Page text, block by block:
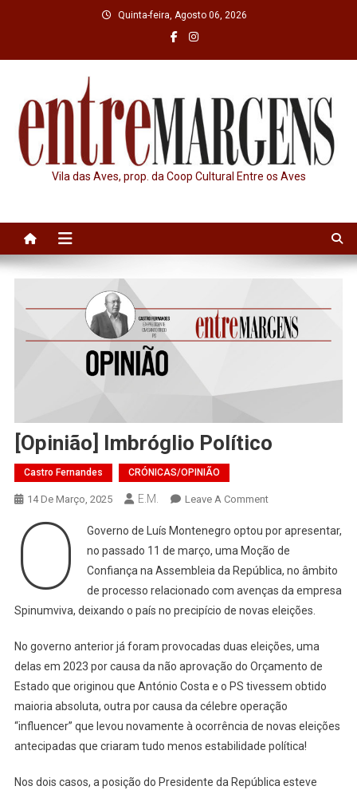
Quinta-feira, Agosto 06, 2026
Vila das Aves, prop. da Coop Cultural Entre os Aves
[Opinião] Imbróglio Político
Castro Fernandes CRÓNICAS/OPINIÃO
14 De Março, 2025 E.M. Leave A CommentOn
Imbróglio
Político
O
Governo de Luís Montenegro optou por apresentar,
no passado 11 de março, uma Moção de
Confiança na Assembleia da República, no âmbito
de processo relacionado com avenças da empresa
Spinumviva, deixando o país no precipício de novas eleições.
No governo anterior já foram provocadas duas eleições, uma
delas em 2023 por causa da não aprovação do Orçamento de
Estado que originou que António Costa e o PS tivessem obtido
maioria absoluta, outra por causa da célebre operação
“influencer” que levou novamente à ocorrência de novas eleições
antecipadas que criaram tudo menos estabilidade política!
Nos dois casos, a posição do Presidente da República esteve